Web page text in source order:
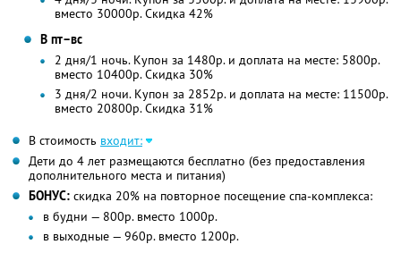
вместо 30000р. Скидка 42%
В пт–вс
2 дня/1 ночь. Купон за 1480р. и доплата на месте: 5800р.
вместо 10400р.Скидка 30%
3 дня/2 ночи. Купон за 2852р. и доплата на месте: 11500р.
вместо 20800р. Скидка 31%
В стоимость входит:
Дети до 4 лет размещаются бесплатно (без предоставления
дополнительного места и питания)
БОНУС: скидка 20% на повторное посещение спа-комплекса:
в будни — 800р. вместо 1000р.
в выходные — 960р. вместо 1200р.